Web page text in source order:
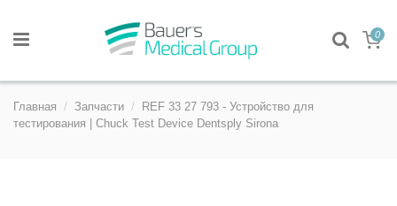
0
Главная Запчасти
REF 33 27 793 - Устройство для
тестирования | Chuck Test Device Dentsply Sirona